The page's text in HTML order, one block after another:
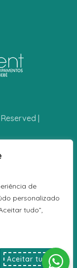
de
personalizado
tudo”,
Aceitar tudo
|